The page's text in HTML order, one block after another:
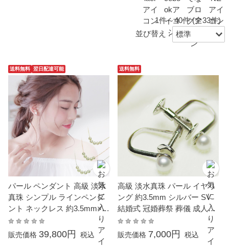
1件～40件 (全33件)
並び替え :
送料無料 翌日配達可能
パール ペンダント 高級 淡水
真珠 シンプル ラインペンダ
ント ネックレス 約3.5mm×5
１８金 K18YG ベビーパール
結婚式 冠婚葬祭 本真珠 成人
式 卒業 入園 入学式 母の日
販売価格 39,800円 税込
送料無料
高級 淡水真珠 パール イヤリ
ング 約3.5mm シルバー SV
結婚式 冠婚葬祭 葬儀 成人式
卒業 入園 入学式 母の日 フォ
ーマル パーティー カジュア
販売価格 7,000円 税込